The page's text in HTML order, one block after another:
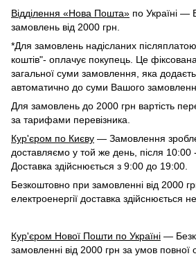
Відділення «Нова Пошта» по Україні —
замовлень від 2000 грн.
*Для замовлень надісланих
коштів"- оплачує покупець. Це
загальної суми замовлення, яка
автоматично до суми Вашого
Для замовлень до 2000 грн вартість
за тарифами перевізника.
Кур'єром по Києву — Замовлення
доставляємо у той же день, після 10:00
Доставка здійснюється з 9:00 до 19:00.
Безкоштовно при замовленні від 2000
електроенергії доставка здійснюється
Кур'єром Нової Пошти по Україні —
замовленні від 2000 грн за умов повної